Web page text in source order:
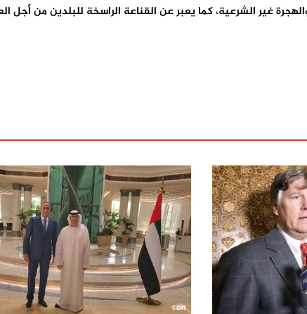
غير الشرعية، كما يعبر عن القناعة الراسخة للبلدين من